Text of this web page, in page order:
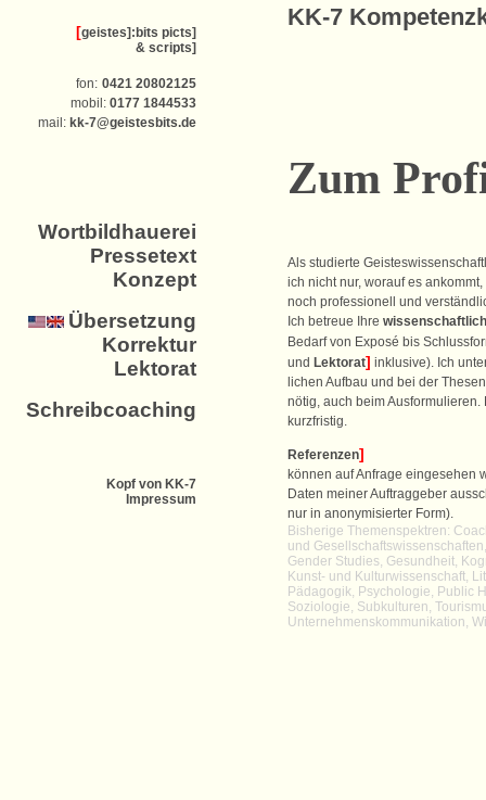
[geistes]:bits picts]
& scripts]
fon: 0421 20802125
mobil: 0177 1844533
mail: kk-7@geistesbits.de
KK-7
Wortbildhauerei
Pressetext
Konzept
Übersetzung
Korrektur
Lektorat
Schreibcoaching
Kopf von KK-7
Impressum
Zum
Als studierte
ich nicht nur, worauf es
noch professionell und
Ich betreue Ihre
Bedarf von Exposé bis
und Lektorat] inklusive). Ich
lichen Aufbau und bei der
nötig, auch beim Ausformulieren.
kurzfristig.
Referenzen]
können auf Anfrage eingesehen
Daten meiner Auftraggeber
nur in anonymisierter Form).
Bisherige Themenspektren:
und
Gender Studies, Gesundheit,
Kunst- und Kulturwissenschaft,
Pädagogik, Psychologie, Public
Soziologie, Subkulturen,
Unternehmenskommunikation,